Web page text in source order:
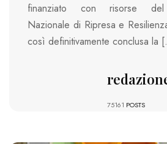
finanziato con risorse
Nazionale di Ripresa e
così definitivamente conclusa la
75161 POSTS